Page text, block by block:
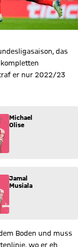
das
er nur 2022/23
Michael Olise (17)
Michael
Olise
Jamal Musiala (42)
Jamal
Musiala
Boden und muss
wo er eh